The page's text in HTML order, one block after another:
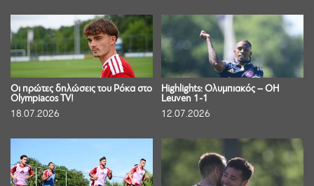
Οι πρώτες δηλώσεις του Ρόκα στο
Olympiacos TV!
18.07.2026
Highlights: Ολυμπιακός – OH
Leuven 1-1
12.07.2026